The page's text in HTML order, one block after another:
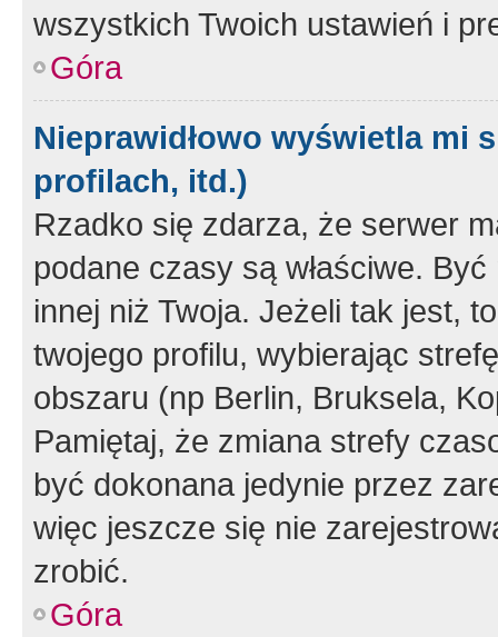
wszystkich Twoich ustawień i
Góra
Nieprawidłowo wyświetla mi
profilach, itd.)
Rzadko się zdarza, że serwer
podane czasy są właściwe.
innej niż Twoja. Jeżeli tak jest,
twojego profilu, wybierając
obszaru (np Berlin, Bruksela,
Pamiętaj, że zmiana strefy
być dokonana jedynie przez
więc jeszcze się nie
zrobić.
Góra